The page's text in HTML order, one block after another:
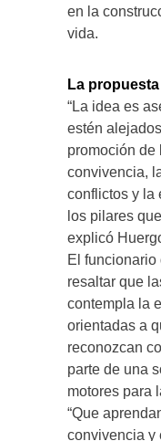
en la
vida.
La propuesta
“La idea es
estén
promoción de
convivencia,
conflictos y la
los pilares
explicó
El
resaltar que
contempla la
orientadas a
reconozcan
parte de una
motores para
“Que
convivencia y